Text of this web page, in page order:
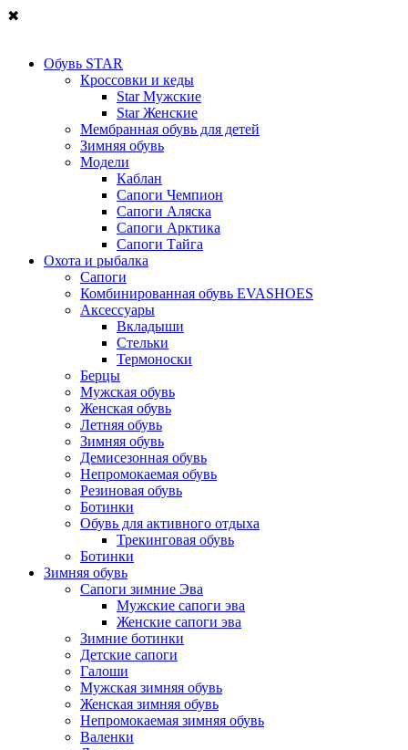
✖
Обувь STAR
Кроссовки и кеды
Star Мужские
Star Женские
Мембранная обувь для детей
Зимняя обувь
Модели
Каблан
Сапоги Чемпион
Сапоги Аляска
Сапоги Арктика
Сапоги Тайга
Охота и рыбалка
Сапоги
Комбинированная обувь EVASHOES
Аксессуары
Вкладыши
Стельки
Термоноски
Берцы
Мужская обувь
Женская обувь
Летняя обувь
Зимняя обувь
Демисезонная обувь
Непромокаемая обувь
Резиновая обувь
Ботинки
Обувь для активного отдыха
Трекинговая обувь
Ботинки
Зимняя обувь
Сапоги зимние Эва
Мужские сапоги эва
Женские сапоги эва
Зимние ботинки
Детские сапоги
Галоши
Мужская зимняя обувь
Женская зимняя обувь
Непромокаемая зимняя обувь
Валенки